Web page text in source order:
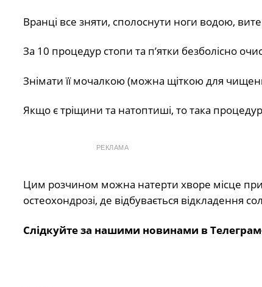
Вранці все зняти, сполоснути ноги водою,
За 10 процедур стопи та п’ятки безболісно
Знімати її мочалкою (можна щіткою для
Якщо є тріщини та натоптиші, то така
РЕКЛАМА
Цим розчином можна натерти хворе місце при
остеохондрозі, де відбувається відкладення
Слідкуйте за нашими новинами в